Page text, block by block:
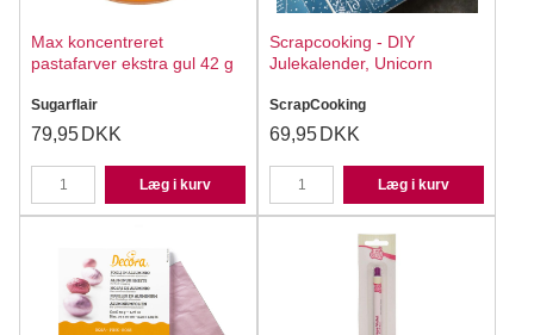
Max koncentreret
pastafarver ekstra gul 42 g
Sugarflair
79,95 DKK
Læg i kurv
Scrapcooking - DIY
Julekalender, Unicorn
ScrapCooking
69,95 DKK
Læg i kurv